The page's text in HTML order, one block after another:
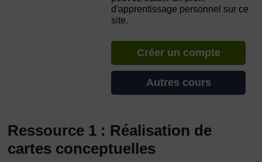
d'apprentissage personnel sur ce
site.
Créer un compte
Autres cours
Ressource 1 : Réalisation de
cartes conceptuelles